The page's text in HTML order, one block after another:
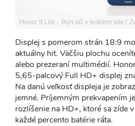
Honor 9 Lite - štyri oči v lesklom tele
Displej s pomerom strán 18:9
aktuálny hit. Väčšiu plochu
alebo prezeraní multimédií.
5,65-palcový Full HD+ displej
Na danú veľkosť displeja je
jemné. Príjemným prekvapením
rozlíšenie na HD+, ktoré sa zíde
každé percento batérie ráta.